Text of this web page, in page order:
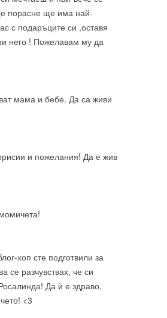
порасне ще има най-
с подаръците си ,оставя
него ! Пожелавам му да
мама и бебе. Да са живи
и пожелания! Да е жив
хоп сте подготвили за
се разчувствах, че си
Да ѝ е здраво,
<3